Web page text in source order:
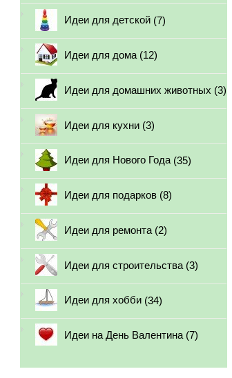
Идеи для детской (7)
Идеи для дома (12)
Идеи для домашних животных (3)
Идеи для кухни (3)
Идеи для Нового Года (35)
Идеи для подарков (8)
Идеи для ремонта (2)
Идеи для строительства (3)
Идеи для хобби (34)
Идеи на День Валентина (7)